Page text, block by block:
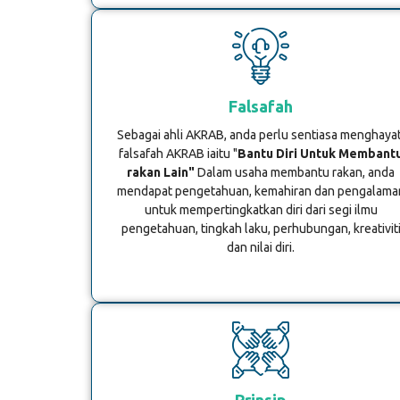
Falsafah
Sebagai ahli AKRAB, anda perlu sentiasa
falsafah AKRAB iaitu "Bantu Diri Untuk
rakan Lain"Dalam usaha membantu rakan, anda
mendapat pengetahuan, kemahiran dan
untuk mempertingkatkan diri dari segi ilmu
pengetahuan, tingkah laku, perhubungan, kreativiti
dan nilai diri.